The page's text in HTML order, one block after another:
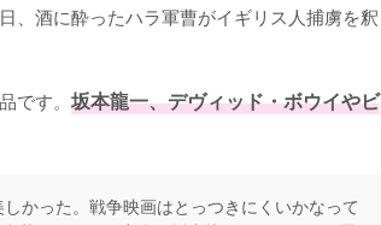
、酒に酔ったハラ軍曹がイギリス人捕虜を釈
す。 坂本龍一、デヴィッド・ボウイやビ
かった。戦争映画はとっつきにくいかなって